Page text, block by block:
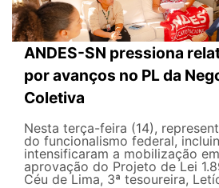
ANDES-SN pressiona
por avanços no PL da
Coletiva
Nesta terça-feira (14),
do funcionalismo federal,
intensificaram a mobilização
aprovação do Projeto de Lei
Céu de Lima, 3ª tesoureira,